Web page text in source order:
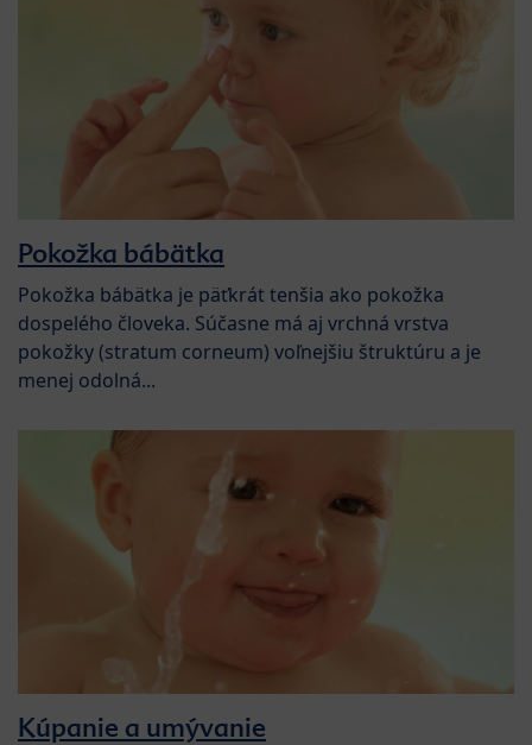
Pokožka bábätka
Pokožka bábätka je päťkrát tenšia ako pokožka
dospelého človeka. Súčasne má aj vrchná vrstva
pokožky (stratum corneum) voľnejšiu štruktúru a je
menej odolná...
Kúpanie a umývanie